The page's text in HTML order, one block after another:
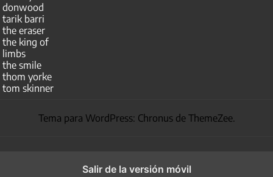
donwood
tarik barri
the eraser
the king of
limbs
the smile
thom yorke
tom skinner
Tema para WordPress: Chronus de ThemeZee.
Salir de la versión móvil